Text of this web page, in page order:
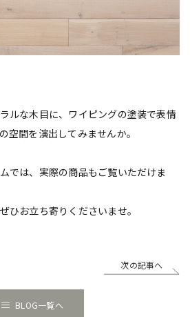
ルな木目に、ワイピングの塗装で表情
空間を演出してみませんか。
では、実際の商品もご覧いただけま
ひお立ち寄りくださいませ。
次の記事へ
BLOG一覧へ